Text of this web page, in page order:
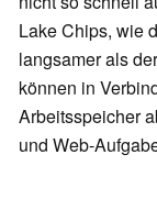
Lake Chips, wie
langsamer als
können in
Arbeitsspeicher
und Web-